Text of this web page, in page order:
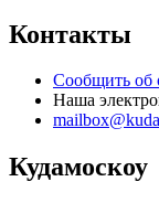
Контакты
Сообщить об
Наша
Кудамоскоу